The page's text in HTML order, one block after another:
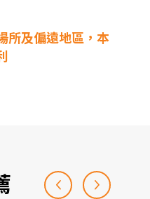
所及偏遠地區，本